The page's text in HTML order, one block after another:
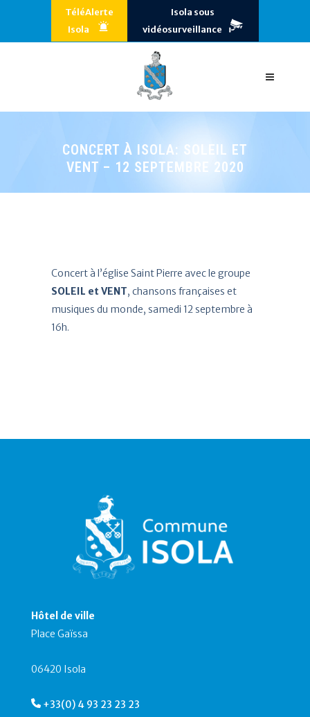
TéléAlerte
Isola
Isola sous
vidéosurveillance
CONCERT À ISOLA: SOLEIL ET
VENT – 12 SEPTEMBRE 2020
Concert à l’église Saint Pierre avec le groupe
SOLEIL et VENT, chansons françaises et
musiques du monde, samedi 12 septembre à
16h.
Hôtel de ville
Place Gaïssa
06420 Isola
+33(0) 4 93 23 23 23